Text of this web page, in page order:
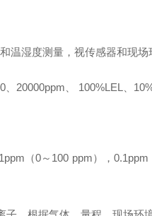
温湿度测量，视传感器和现场
20000ppm、 100%LEL、
（0～100 ppm），